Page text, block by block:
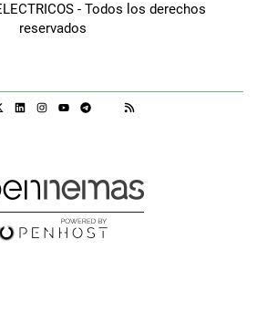
- Todos los derechos
reservados
LinkedinInstagramTelegram
Google Discover